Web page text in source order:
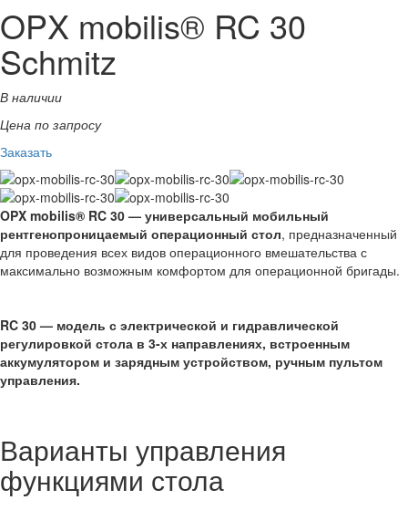
OPX mobilis® RC 30
Schmitz
В наличии
Цена по запросу
Заказать
OPX mobilis® RC 30 — универсальный мобильный
рентгенопроницаемый операционный стол, предназначенный
для проведения всех видов операционного вмешательства с
максимально возможным комфортом для операционной бригады.
RC 30 — модель с электрической и гидравлической
регулировкой стола в 3-х направлениях, встроенным
аккумулятором и зарядным устройством, ручным пультом
управления.
Варианты управления
функциями стола